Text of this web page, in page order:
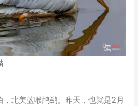
北美蓝喉鸬鹚。昨天，也就是2月